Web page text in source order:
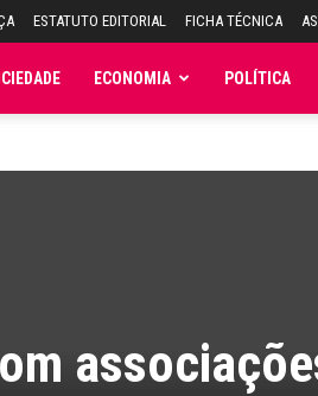
ESTATUTO EDITORIAL FICHA TÉCNICA
ECONOMIA POLÍTICA